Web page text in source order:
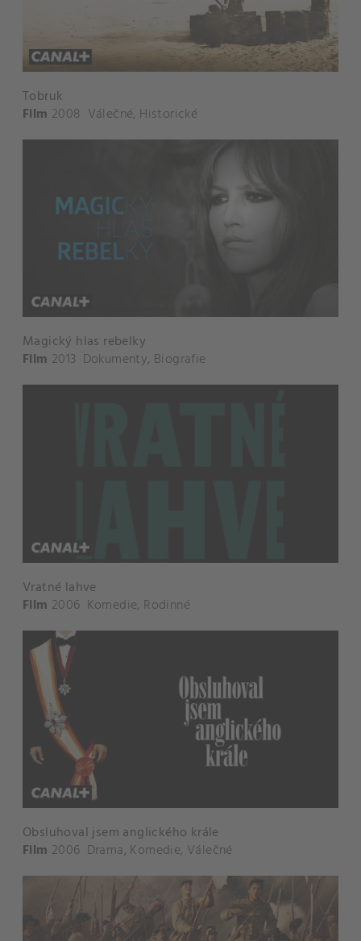
Tobruk
Film 2008 Válečné, Historické
Magický hlas rebelky
Film 2013 Dokumenty, Biografie
Vratné lahve
Film 2006 Komedie, Rodinné
Obsluhoval jsem anglického krále
Film 2006 Drama, Komedie, Válečné